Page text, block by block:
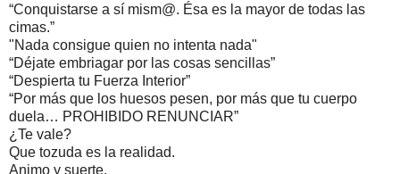
“Conquistarse a sí mism@. Ésa es la mayor de todas las
cimas.”
"Nada consigue quien no intenta nada"
“Déjate embriagar por las cosas sencillas”
“Despierta tu Fuerza Interior”
“Por más que los huesos pesen, por más que tu cuerpo
duela… PROHIBIDO RENUNCIAR”
¿Te vale?
Que tozuda es la realidad.
Animo y suerte.